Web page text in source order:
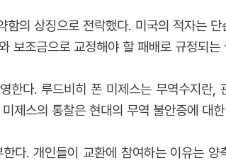
의 상징으로 전락했다. 미국의 적자는
보조금으로 교정해야 할 패배로 규정되는
한다. 루드비히 폰 미제스는 무역수지란
제스의 통찰은 현대의 무역 불안증에 대
다. 개인들이 교환에 참여하는 이유는